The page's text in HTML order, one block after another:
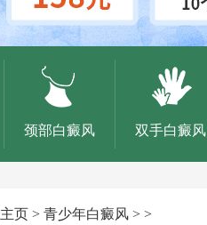
颈部白癜风 双手白癜风
主页 > 青少年白癜风 > >